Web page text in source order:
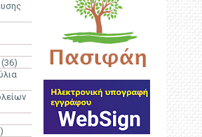
(36)